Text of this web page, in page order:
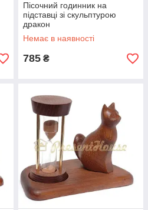
Пісочний годинник на
підставці зі скульптурою
дракон
Немає в наявності
785 ₴